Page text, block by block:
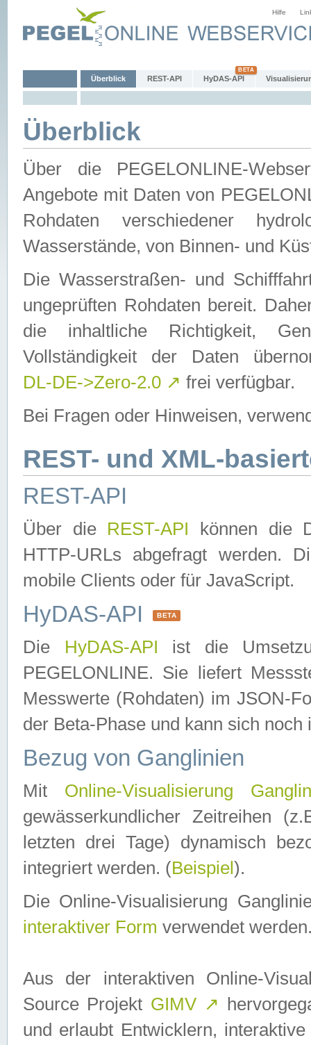
Hilfe
Überblick REST-API HyDAS-API
Überblick
Über die PEGELONLINE-
Angebote mit Daten von
Rohdaten verschiedener
Wasserstände, von Binnen- und
Die Wasserstraßen- und
ungeprüften Rohdaten bereit.
die inhaltliche Richtigkeit,
Vollständigkeit der Daten
DL-DE->Zero-2.0 ↗ frei verfügbar.
Bei Fragen oder Hinweisen,
REST- und XML-
REST-API
Über die REST-API können die
HTTP-URLs abgefragt werden.
mobile Clients oder für JavaScript.
HyDAS-API BETA
Die HyDAS-API ist die
PEGELONLINE. Sie liefert
Messwerte (Rohdaten) im JSON-
der Beta-Phase und kann sich noch
Bezug von Ganglinien
Mit Online-Visualisierung
gewässerkundlicher Zeitreihen
letzten drei Tage) dynamisch
integriert werden. (Beispiel ).
Die Online-Visualisierung
interaktiver Form verwendet
Aus der interaktiven Online-
Source Projekt GIMV ↗
und erlaubt Entwicklern,